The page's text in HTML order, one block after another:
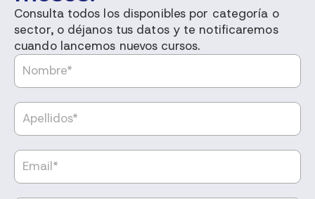
Consulta todos los disponibles por categoría o
sector, o déjanos tus datos y te notificaremos
cuando lancemos nuevos cursos.